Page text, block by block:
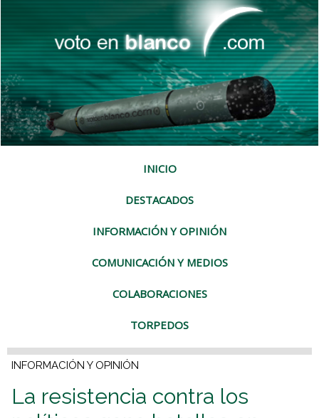
INICIO
DESTACADOS
INFORMACIÓN Y OPINIÓN
COMUNICACIÓN Y MEDIOS
COLABORACIONES
TORPEDOS
INFORMACIÓN Y OPINIÓN
La resistencia contra los